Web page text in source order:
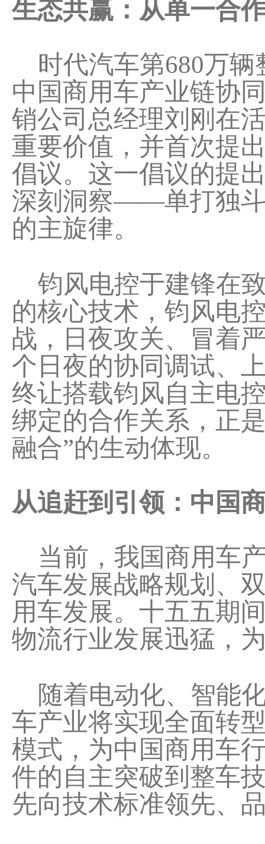
生态共赢：从单一合
时代汽车第680万辆
中国商用车产业链协
销公司总经理刘刚在
重要价值，并首次提
倡议。这一倡议的提
深刻洞察——单打独斗
的主旋律。
钧风电控于建锋在
的核心技术，钧风电
战，日夜攻关、冒着
个日夜的协同调试、
终让搭载钧风自主电
绑定的合作关系，正
融合”的生动体现。
从追赶到引领：中国
当前，我国商用车
汽车发展战略规划、
用车发展。十五五期
物流行业发展迅猛，
随着电动化、智能
车产业将实现全面转
模式，为中国商用车
件的自主突破到整车
先向技术标准领先、